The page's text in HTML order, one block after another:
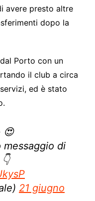
avere presto altre
dopo la
Porto con un
il club a circa
ed è stato
😍
di
21 giugno